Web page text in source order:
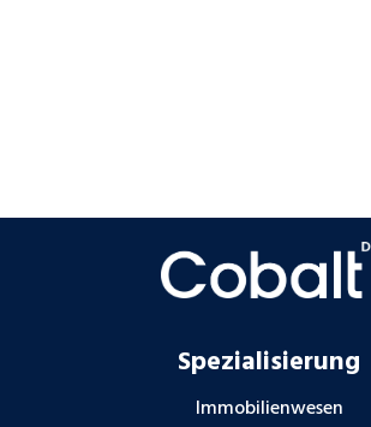
Spezialisierung
Immobilienwesen